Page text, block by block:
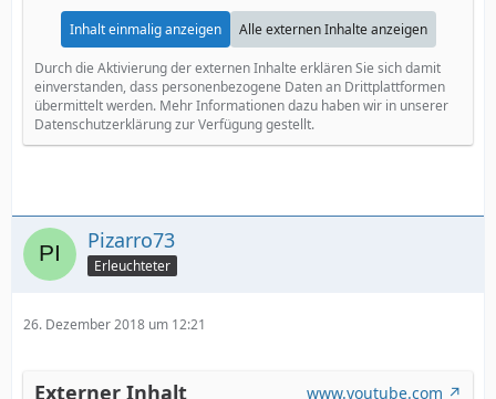
Inhalt einmalig anzeigen Alle externen Inhalte anzeigen
Durch die Aktivierung der externen Inhalte erklären Sie sich damit
einverstanden, dass personenbezogene Daten an Drittplattformen
übermittelt werden. Mehr Informationen dazu haben wir in unserer
Datenschutzerklärung zur Verfügung gestellt.
Pizarro73
Erleuchteter
26. Dezember 2018 um 12:21
Externer Inhalt www.youtube.com